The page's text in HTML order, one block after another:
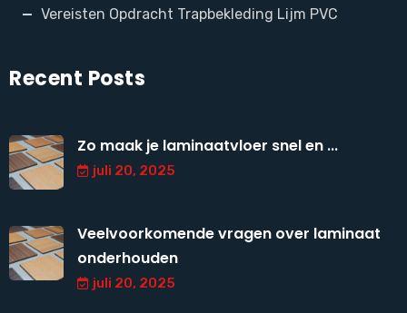
Vereisten Opdracht Trapbekleding Lijm PVC
Recent Posts
Zo maak je laminaatvloer snel en ...
juli 20, 2025
Veelvoorkomende vragen over laminaat
onderhouden
juli 20, 2025